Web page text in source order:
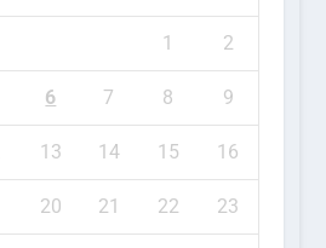
1 2
6 7 8 9
13 14 15 16
20 21 22 23